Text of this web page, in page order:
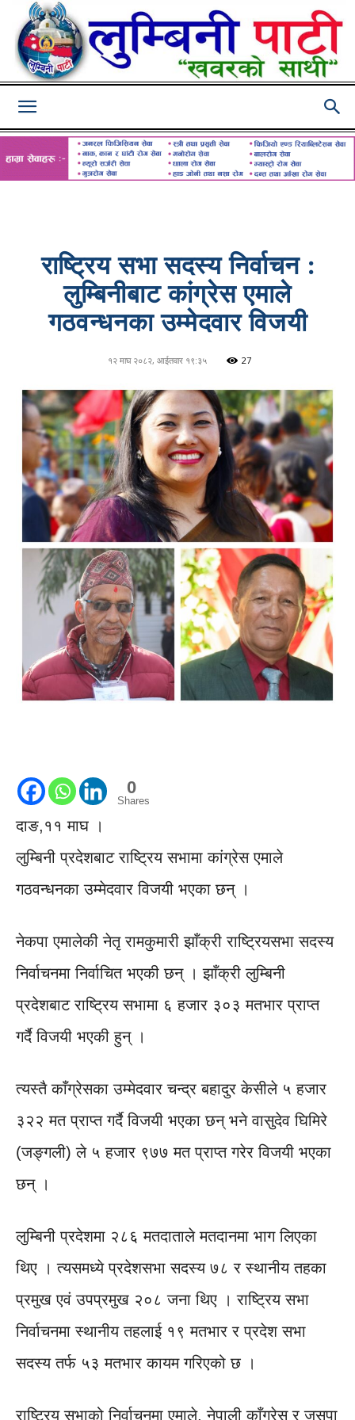
राष्ट्रिय सभा सदस्य निर्वाचन :
लुम्बिनीबाट कांग्रेस एमाले
गठवन्धनका उम्मेदवार विजयी
१२ माघ २०८२, आईतवार १९:३५ 27
0
Shares
दाङ,११ माघ ।
लुम्बिनी प्रदेशबाट राष्ट्रिय सभामा कांग्रेस एमाले
गठवन्धनका उम्मेदवार विजयी भएका छन् ।
नेकपा एमालेकी नेतृ रामकुमारी झाँक्री राष्ट्रियसभा सदस्य
निर्वाचनमा निर्वाचित भएकी छन् । झाँक्री लुम्बिनी
प्रदेशबाट राष्ट्रिय सभामा ६ हजार ३०३ मतभार प्राप्त
गर्दै विजयी भएकी हुन् ।
त्यस्तै काँग्रेसका उम्मेदवार चन्द्र बहादुर केसीले ५ हजार
३२२ मत प्राप्त गर्दै विजयी भएका छन् भने वासुदेव घिमिरे
(जङ्गली) ले ५ हजार ९७७ मत प्राप्त गरेर विजयी भएका
छन् ।
लुम्बिनी प्रदेशमा २८६ मतदाताले मतदानमा भाग लिएका
थिए । त्यसमध्ये प्रदेशसभा सदस्य ७८ र स्थानीय तहका
प्रमुख एवं उपप्रमुख २०८ जना थिए । राष्ट्रिय सभा
निर्वाचनमा स्थानीय तहलाई १९ मतभार र प्रदेश सभा
सदस्य तर्फ ५३ मतभार कायम गरिएको छ ।
राष्ट्रिय सभाको निर्वाचनमा एमाले, नेपाली काँग्रेस र जसपा